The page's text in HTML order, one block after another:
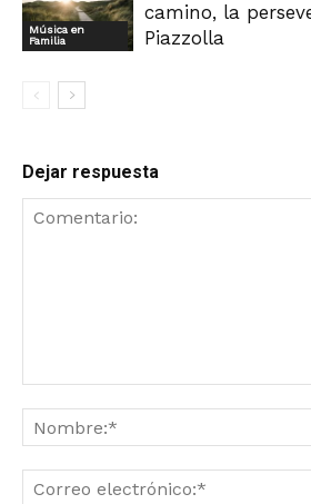
Música en
Familia
camino, la
Piazzolla
Dejar respuesta